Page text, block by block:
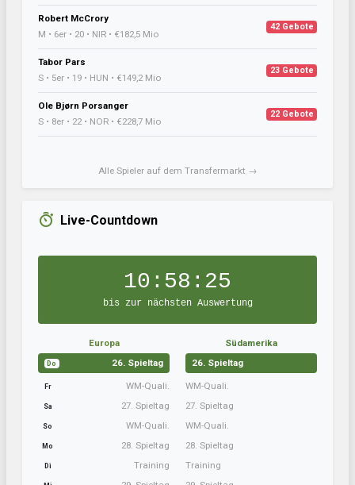
Robert McCrory
M • 6er • 20 • NIR • €182,5 Mio
42 Gebote
Tabor Pars
S • 5er • 19 • HUN • €149,2 Mio
23 Gebote
Ole Bjørn Porsanger
S • 8er • 22 • NOR • €228,7 Mio
22 Gebote
Alle Spieler auf dem Transfermarkt →
Live-Countdown
10:58:24
bis zur nächsten Auswertung
Europa
Do 26. Spieltag
Fr WM-Quali.
Sa 27. Spieltag
So WM-Quali.
Mo 28. Spieltag
Di Training
Südamerika
26. Spieltag
WM-Quali.
27. Spieltag
WM-Quali.
28. Spieltag
Training